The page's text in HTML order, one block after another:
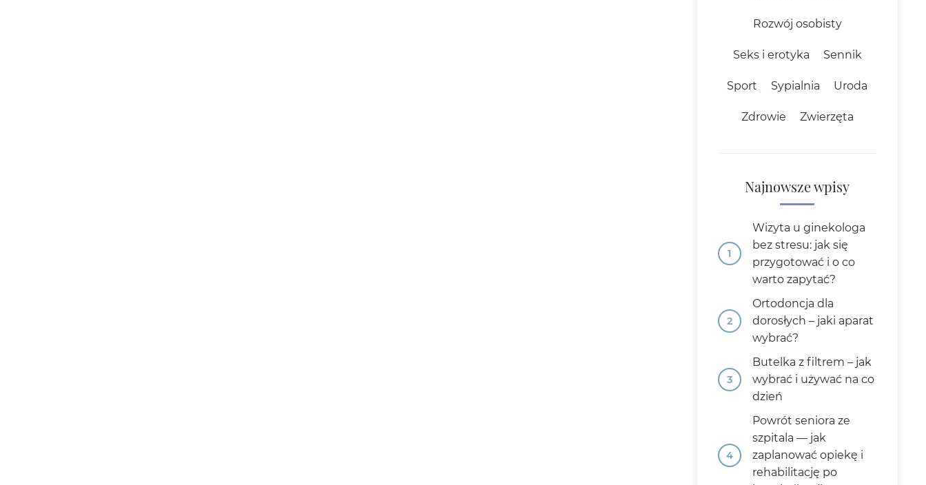
Rozwój osobisty
Seks i erotyka Sennik
Sport Sypialnia Uroda
Zdrowie Zwierzęta
Najnowsze wpisy
Wizyta u ginekologa
bez stresu: jak się
przygotować i o co
warto zapytać?
Ortodoncja dla
dorosłych – jaki aparat
wybrać?
Butelka z filtrem – jak
wybrać i używać na co
dzień
Powrót seniora ze
szpitala — jak
zaplanować opiekę i
rehabilitację po